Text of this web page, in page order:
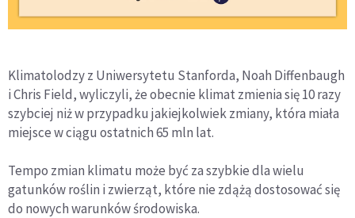
Klimatolodzy z Uniwersytetu Stanforda, Noah Diffenbaugh
i Chris Field, wyliczyli, że obecnie klimat zmienia się 10 razy
szybciej niż w przypadku jakiejkolwiek zmiany, która miała
miejsce w ciągu ostatnich 65 mln lat.
Tempo zmian klimatu może być za szybkie dla wielu
gatunków roślin i zwierząt, które nie zdążą dostosować się
do nowych warunków środowiska.